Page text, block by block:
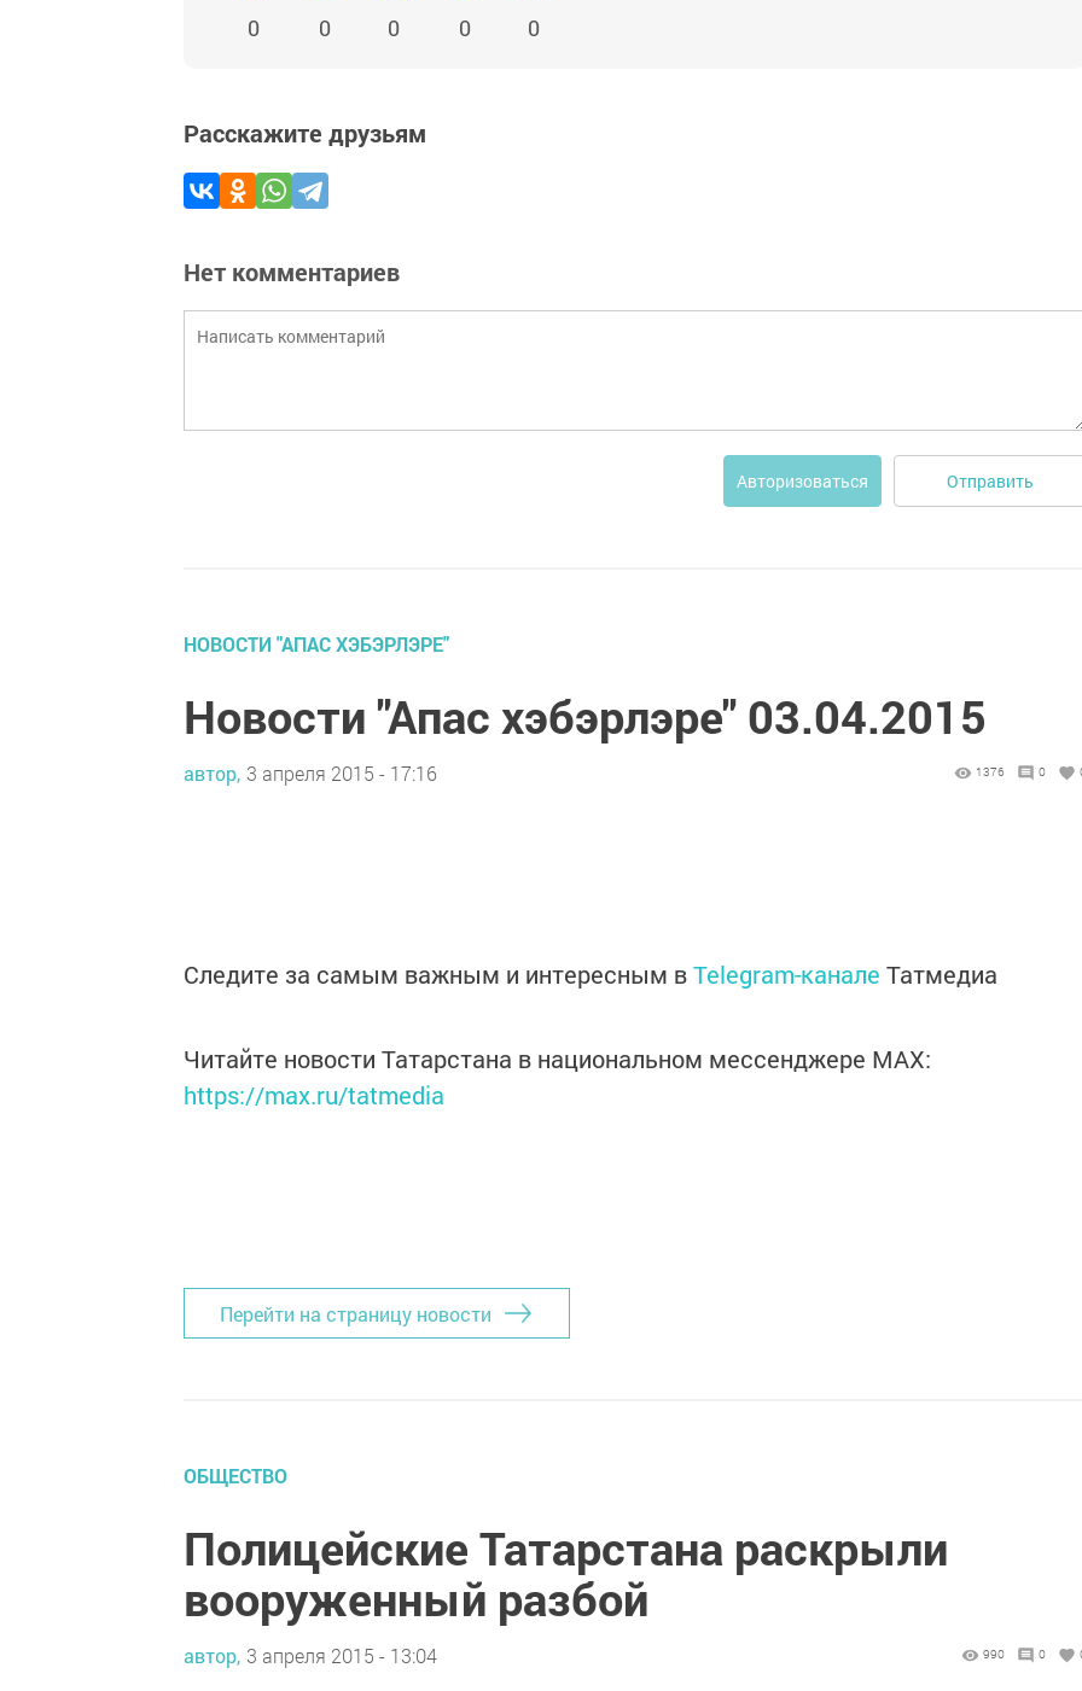
0 0 0 0 0
Расскажите друзьям
Нет комментариев
Авторизоваться Отправить
НОВОСТИ "АПАС ХЭБЭРЛЭРЕ"
Новости "Апас хэбэрлэре" 03.04.2015
автор, 3 апреля 2015 - 17:16 1376 0
Следите за самым важным и интересным вTelegram-канале Татмедиа
Читайте новости Татарстана в национальном мессенджере MАХ:
https://max.ru/tatmedia
Перейти на страницу новости
ОБЩЕСТВО
Полицейские Татарстана раскрыли
вооруженный разбой
автор, 3 апреля 2015 - 13:04 990 0